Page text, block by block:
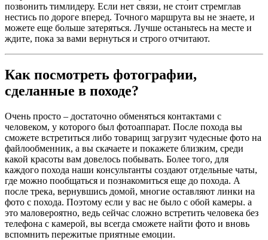
позвонить тимлидеру. Если нет связи, не стоит стремглав
нестись по дороге вперед. Точного маршрута вы не знаете, и
можете еще больше затеряться. Лучше останьтесь на месте и
ждите, пока за вами вернуться и строго отчитают.
Как посмотреть фотографии,
сделанные в походе?
Очень просто – достаточно обменяться контактами с
человеком, у которого был фотоаппарат. После похода вы
сможете встретиться либо товарищ загрузит чудесные фото на
файлообменник, а вы скачаете и покажете близким, среди
какой красоты вам довелось побывать. Более того, для
каждого похода наши консультанты создают отдельные чаты,
где можно пообщаться и познакомиться еще до похода. А
после трека, вернувшись домой, многие оставляют линки на
фото с похода. Поэтому если у вас не было с обой камеры. а
это маловероятно, ведь сейчас сложно встретить человека без
телефона с камерой, вы всегда сможете найти фото и вновь
вспомнить пережитые приятные емоции.